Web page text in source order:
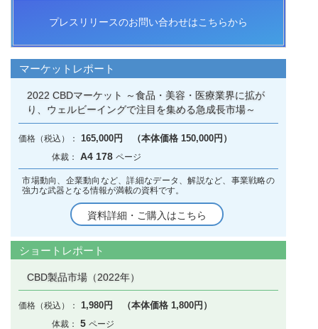
プレスリリースのお問い合わせはこちらから
マーケットレポート
2022 CBDマーケット ～食品・美容・医療業界に拡が
り、ウェルビーイングで注目を集める急成長市場～
165,000円 （本体価格 150,000円）
A4 178
市場動向、企業動向など、詳細なデータ、解説など、事業戦略の
強力な武器となる情報が満載の資料です。
資料詳細・ご購入はこちら
ショートレポート
CBD製品市場（2022年）
1,980円 （本体価格 1,800円）
5